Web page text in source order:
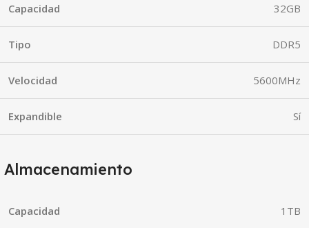
Capacidad 32GB
Tipo DDR5
Velocidad 5600MHz
Expandible Sí
Almacenamiento
Capacidad 1TB